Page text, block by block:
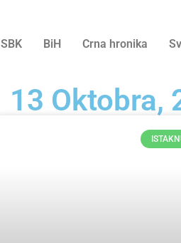
SBK BiH Crna hronika
13 Oktobra,